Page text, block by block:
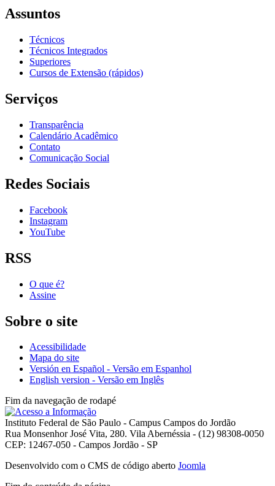
Assuntos
Técnicos
Técnicos Integrados
Superiores
Cursos de Extensão (rápidos)
Serviços
Transparência
Calendário Acadêmico
Contato
Comunicação Social
Redes Sociais
Facebook
Instagram
YouTube
RSS
O que é?
Assine
Sobre o site
Acessibilidade
Mapa do site
Versión en Español - Versão em Espanhol
English version - Versão em Inglês
Fim da navegação de rodapé
Instituto Federal de São Paulo - Campus Campos do Jordão
Rua Monsenhor José Vita, 280. Vila Abernéssia - (12) 98308-0050
CEP: 12467-050 - Campos Jordão - SP
Desenvolvido com o CMS de código aberto Joomla